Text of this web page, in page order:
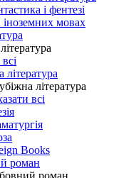
і фентезі
мовах
література
література
всі
Books
роман
роман